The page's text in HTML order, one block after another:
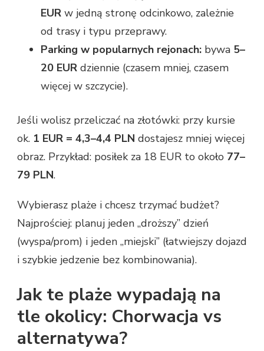
EUR w jedną stronę odcinkowo, zależnie
od trasy i typu przeprawy.
Parking w popularnych rejonach: bywa 5–
20 EUR dziennie (czasem mniej, czasem
więcej w szczycie).
Jeśli wolisz przeliczać na złotówki: przy kursie
ok. 1 EUR = 4,3–4,4 PLN dostajesz mniej więcej
obraz. Przykład: posiłek za 18 EUR to około 77–
79 PLN.
Wybierasz plaże i chcesz trzymać budżet?
Najprościej: planuj jeden „droższy” dzień
(wyspa/prom) i jeden „miejski” (łatwiejszy dojazd
i szybkie jedzenie bez kombinowania).
Jak te plaże wypadają na
tle okolicy: Chorwacja vs
alternatywa?